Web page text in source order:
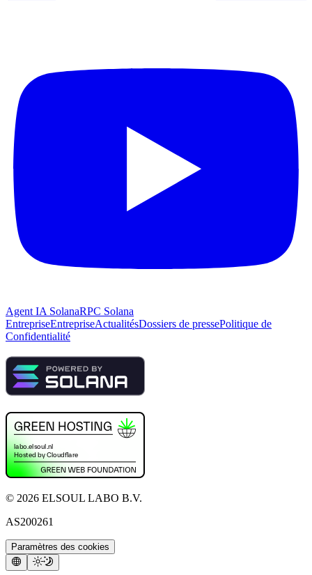
Agent IA SolanaRPC Solana
EntrepriseEntrepriseActualitésDossiers de pressePolitique de
Confidentialité
© 2026 ELSOUL LABO B.V.
AS200261
Paramètres des cookies